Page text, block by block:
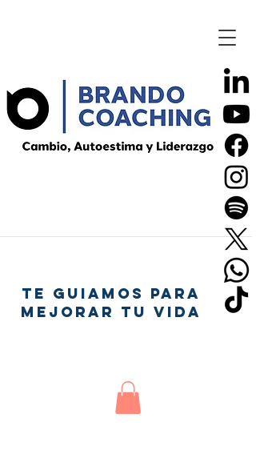
TE GUIAMOS PARA
MEJORAR TU VIDA